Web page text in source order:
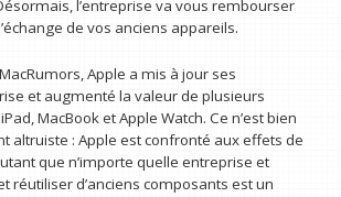
l’entreprise va vous rembourser
de vos anciens appareils.
Apple a mis à jour ses
et augmenté la valeur de plusieurs
MacBook et Apple Watch. Ce n’est bien
altruiste : Apple est confronté aux effets de
que n’importe quelle entreprise et
réutiliser d’anciens composants est un